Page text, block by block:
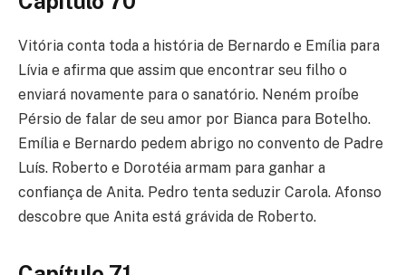
Vitória conta toda a história de Bernardo e Emília para
Lívia e afirma que assim que encontrar seu filho o
enviará novamente para o sanatório. Neném proíbe
Pérsio de falar de seu amor por Bianca para Botelho.
Emília e Bernardo pedem abrigo no convento de Padre
Luís. Roberto e Dorotéia armam para ganhar a
confiança de Anita. Pedro tenta seduzir Carola. Afonso
descobre que Anita está grávida de Roberto.